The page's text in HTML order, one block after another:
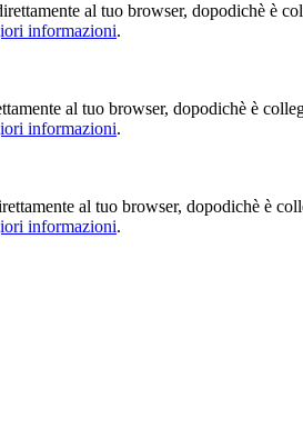
al tuo browser, dopodichè è
informazioni.
al tuo browser, dopodichè è
informazioni.
al tuo browser, dopodichè è
informazioni.